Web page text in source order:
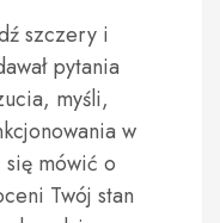
szczery i
pytania
myśli,
w
mówić o
Twój stan